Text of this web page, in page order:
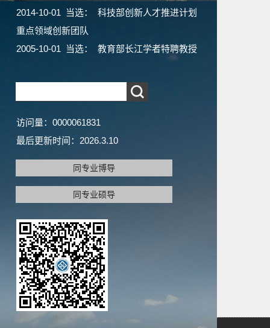
2014-10-01 当选： 科技部创新人才推进计划
重点领域创新团队
2005-10-01 当选： 教育部长江学者特聘教授
访问量： 0000061831
最后更新时间： 2026.3.10
同专业博导
同专业硕导